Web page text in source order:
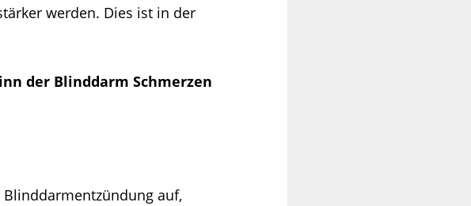
werden. Dies ist in der
der Blinddarm Schmerzen
auf,